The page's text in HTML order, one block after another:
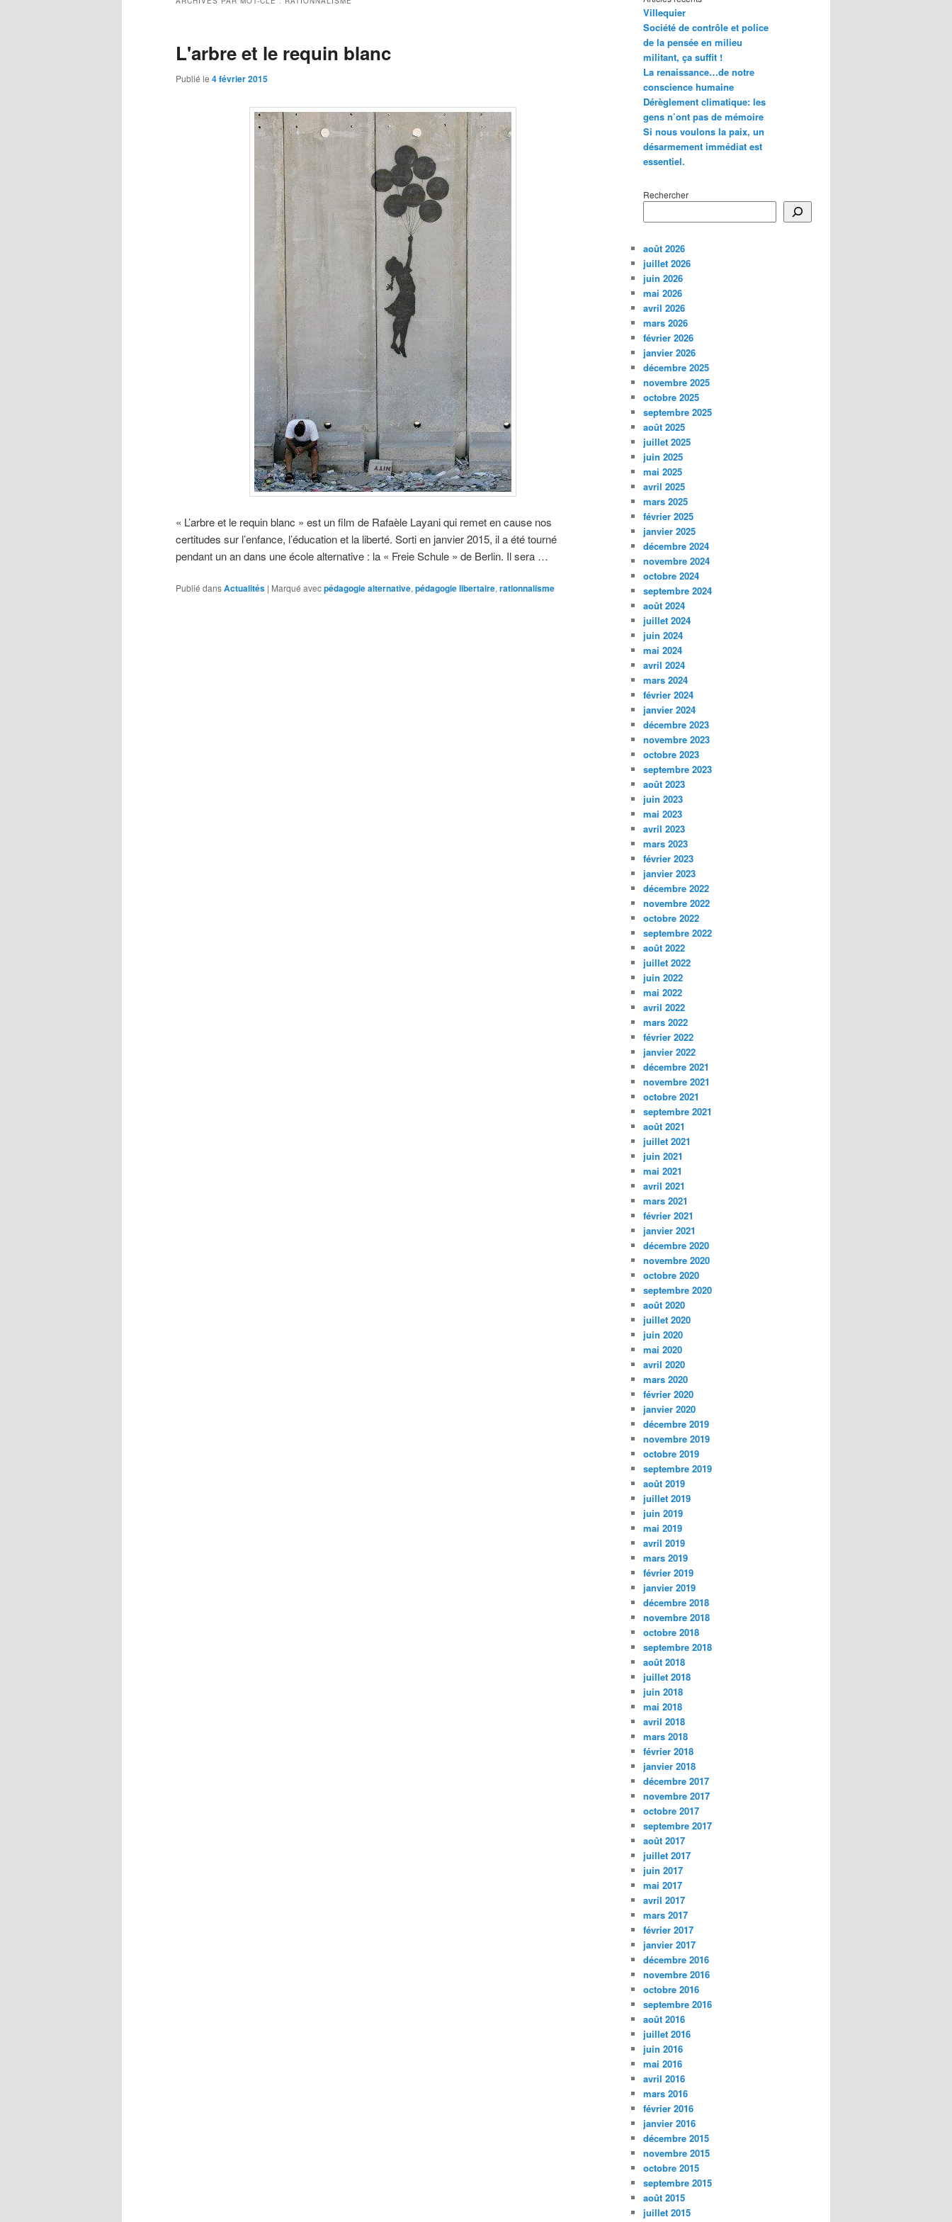
L'arbre et le requin blanc
Publié le 4 février 2015
« L’arbre et le requin blanc » est un film de Rafaèle Layani qui remet en cause nos
certitudes sur l’enfance, l’éducation et la liberté. Sorti en janvier 2015, il a été tourné
pendant un an dans une école alternative : la « Freie Schule » de Berlin. Il sera …
Publié dansActualités | Marqué avecpédagogie alternative, pédagogie libertaire, rationnalisme
Villequier
Société de contrôle et police
de la pensée en milieu
militant, ça suffit !
La renaissance…de notre
conscience humaine
Dérèglement climatique: les
gens n’ont pas de mémoire
Si nous voulons la paix, un
désarmement immédiat est
essentiel.
Rechercher
août 2026
juillet 2026
juin 2026
mai 2026
avril 2026
mars 2026
février 2026
janvier 2026
décembre 2025
novembre 2025
octobre 2025
septembre 2025
août 2025
juillet 2025
juin 2025
mai 2025
avril 2025
mars 2025
février 2025
janvier 2025
décembre 2024
novembre 2024
octobre 2024
septembre 2024
août 2024
juillet 2024
juin 2024
mai 2024
avril 2024
mars 2024
février 2024
janvier 2024
décembre 2023
novembre 2023
octobre 2023
septembre 2023
août 2023
juin 2023
mai 2023
avril 2023
mars 2023
février 2023
janvier 2023
décembre 2022
novembre 2022
octobre 2022
septembre 2022
août 2022
juillet 2022
juin 2022
mai 2022
avril 2022
mars 2022
février 2022
janvier 2022
décembre 2021
novembre 2021
octobre 2021
septembre 2021
août 2021
juillet 2021
juin 2021
mai 2021
avril 2021
mars 2021
février 2021
janvier 2021
décembre 2020
novembre 2020
octobre 2020
septembre 2020
août 2020
juillet 2020
juin 2020
mai 2020
avril 2020
mars 2020
février 2020
janvier 2020
décembre 2019
novembre 2019
octobre 2019
septembre 2019
août 2019
juillet 2019
juin 2019
mai 2019
avril 2019
mars 2019
février 2019
janvier 2019
décembre 2018
novembre 2018
octobre 2018
septembre 2018
août 2018
juillet 2018
juin 2018
mai 2018
avril 2018
mars 2018
février 2018
janvier 2018
décembre 2017
novembre 2017
octobre 2017
septembre 2017
août 2017
juillet 2017
juin 2017
mai 2017
avril 2017
mars 2017
février 2017
janvier 2017
décembre 2016
novembre 2016
octobre 2016
septembre 2016
août 2016
juillet 2016
juin 2016
mai 2016
avril 2016
mars 2016
février 2016
janvier 2016
décembre 2015
novembre 2015
octobre 2015
septembre 2015
août 2015
juillet 2015